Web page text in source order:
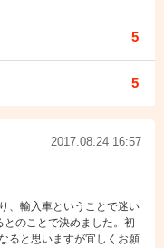
5
5
2017.08.24 16:57
、輸入車ということで迷い
のことで決めました。初
ると思いますが宜しくお願